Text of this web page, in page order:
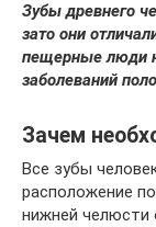
Зубы древнего
зато они
пещерные люди
заболеваний
Зачем
Все зубы
расположение
нижней челюсти